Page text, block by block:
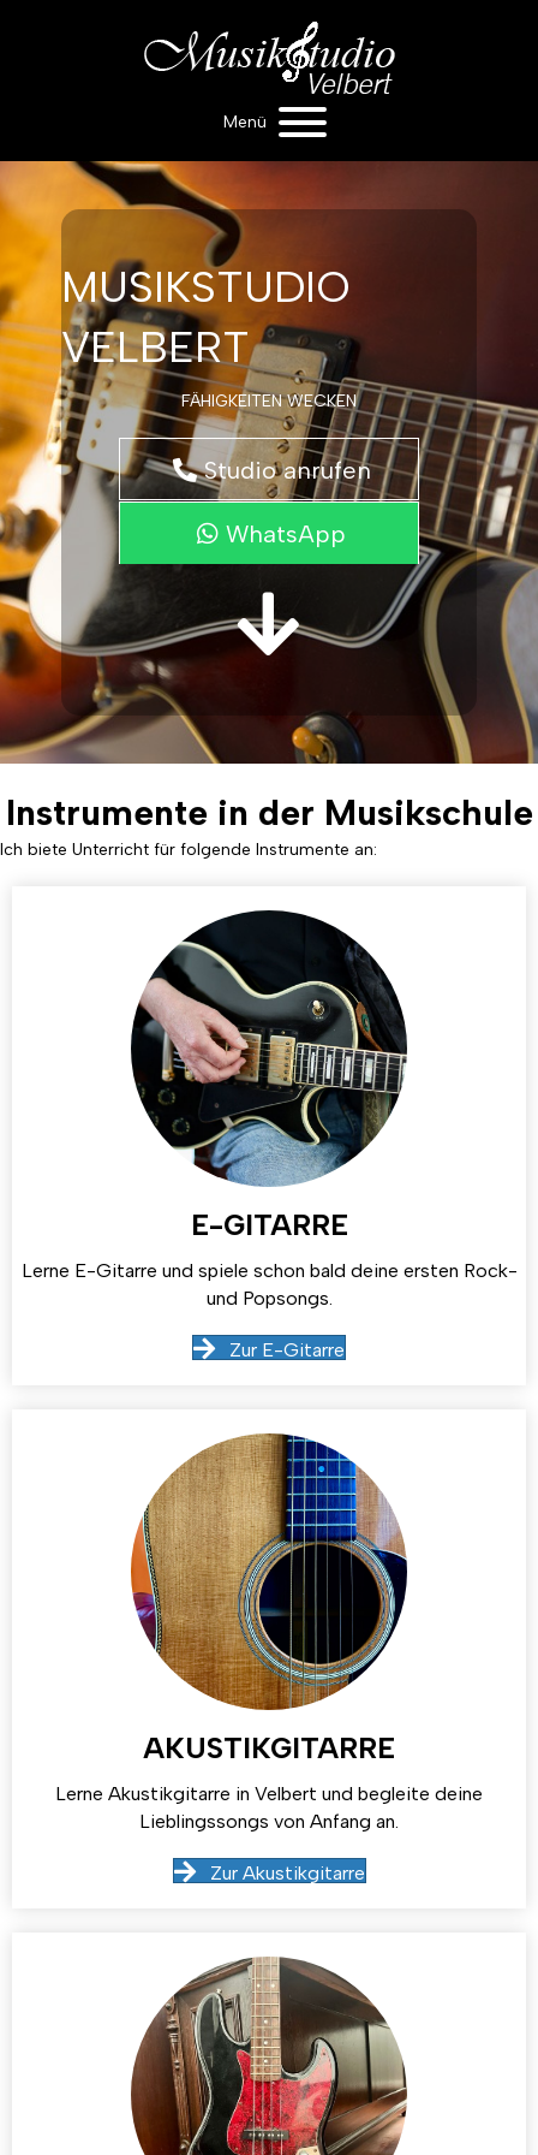
Menü
MUSIKSTUDIO
VELBERT
FÄHIGKEITEN WECKEN
Studio anrufen
WhatsApp
Zu den Instrumenten
Instrumente in der Musikschule
Ich biete Unterricht für folgende Instrumente an:
E-GITARRE
Lerne E-Gitarre und spiele schon bald deine ersten Rock-
und Popsongs.
Zur E-Gitarre
AKUSTIKGITARRE
Lerne Akustikgitarre in Velbert und begleite deine
Lieblingssongs von Anfang an.
Zur Akustikgitarre